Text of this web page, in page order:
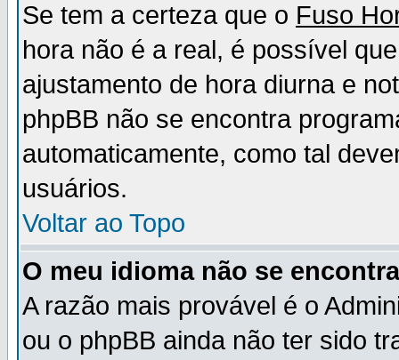
Se tem a certeza que o Fuso
hora não é a real, é possível
ajustamento de hora diurna e
phpBB não se encontra
automaticamente, como tal
usuários.
Voltar ao Topo
O meu idioma não se
A razão mais provável é o
ou o phpBB ainda não ter sido